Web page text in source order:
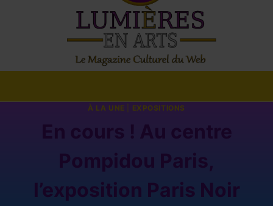
À LA UNE EXPOSITIONS
l’exposition Paris Noir